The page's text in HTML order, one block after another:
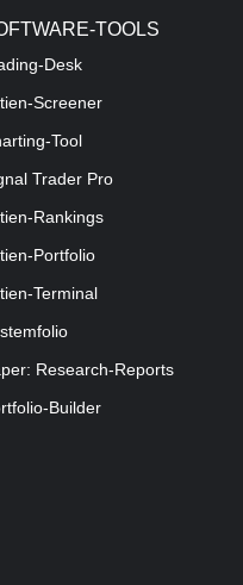
TOOLS
Desk
Screener
Tool
Trader Pro
Rankings
Portfolio
Terminal
Research-Reports
Builder